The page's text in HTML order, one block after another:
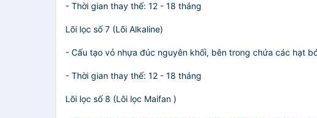
- Thời gian thay thế: 12 - 18 tháng
Lõi lọc số 7 (Lõi Alkaline)
- Cấu tạo vỏ nhựa đúc nguyên khối, bên trong chứa các hạt
- Thời gian thay thế: 12 - 18 tháng
Lõi lọc số 8 (Lõi lọc Maifan )